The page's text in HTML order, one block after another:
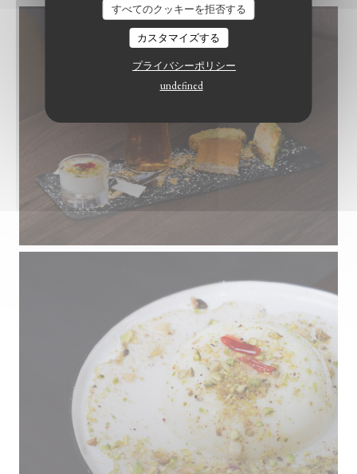
すべてのクッキーを拒否する
カスタマイズする
プライバシーポリシー
undefined